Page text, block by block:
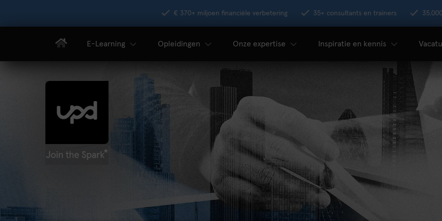
€ 370+ miljoen financiële verbetering 35+ consultants en trainers
E-Learning Opleidingen Onze expertise Inspiratie en kennis